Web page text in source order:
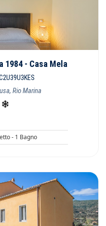
1984 - Casa Mela
Rio Marina
- 1 Bagno